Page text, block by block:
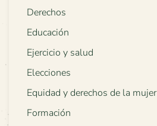
Derechos
Educación
Ejercicio y salud
Elecciones
Equidad y derechos de la mujer
Formación